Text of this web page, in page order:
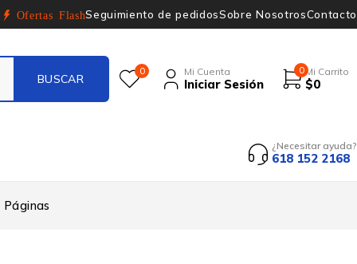
Ofertas FlashSeguimiento de pedidosSobre NosotrosContacto
0 Mi Cuenta
Iniciar Sesión
0 Mi Carrito
$0
¿Necesitar ayuda?
618 152 2168